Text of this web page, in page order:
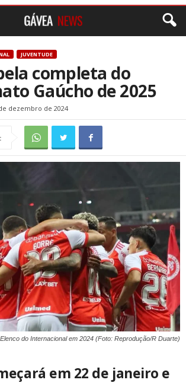
JUVENTUDE
completa do
Gaúcho de 2025
dezembro de 2024
Elenco do Internacional em 2024 (Foto: Reprodução/R Duarte)
em 22 de janeiro e